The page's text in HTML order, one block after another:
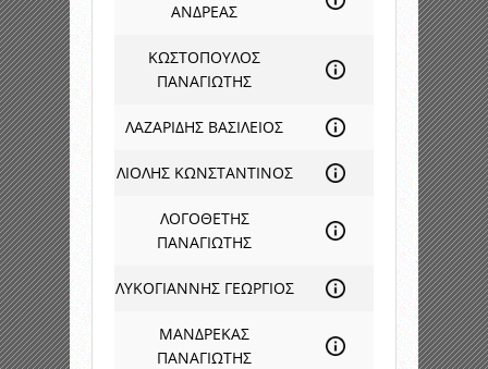
ΑΝΔΡΕΑΣ
ΚΩΣΤΟΠΟΥΛΟΣ
ΠΑΝΑΓΙΩΤΗΣ
ΛΑΖΑΡΙΔΗΣ ΒΑΣΙΛΕΙΟΣ
ΛΙΟΛΗΣ ΚΩΝΣΤΑΝΤΙΝΟΣ
ΛΟΓΟΘΕΤΗΣ
ΠΑΝΑΓΙΩΤΗΣ
ΛΥΚΟΓΙΑΝΝΗΣ ΓΕΩΡΓΙΟΣ
ΜΑΝΔΡΕΚΑΣ
ΠΑΝΑΓΙΩΤΗΣ